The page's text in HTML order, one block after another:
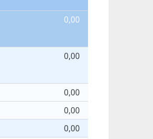
0,00
0,00
0,00
0,00
0,00